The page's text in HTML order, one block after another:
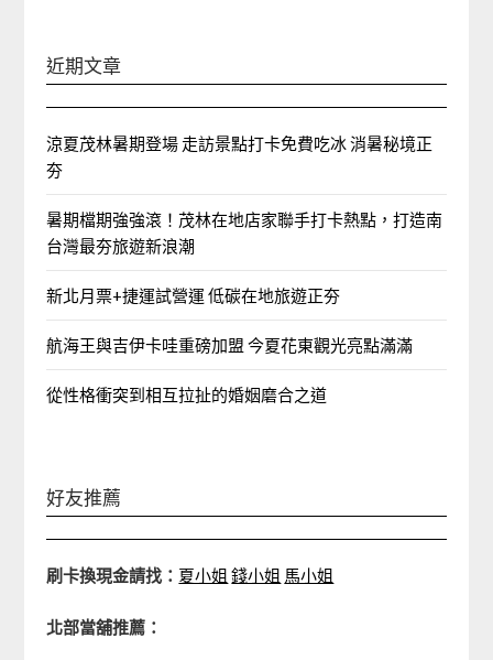
近期文章
涼夏茂林暑期登場 走訪景點打卡免費吃冰 消暑秘境正
夯
暑期檔期強強滾！茂林在地店家聯手打卡熱點，打造南
台灣最夯旅遊新浪潮
新北月票+捷運試營運 低碳在地旅遊正夯
航海王與吉伊卡哇重磅加盟 今夏花東觀光亮點滿滿
從性格衝突到相互拉扯的婚姻磨合之道
好友推薦
刷卡換現金請找： 夏小姐 錢小姐 馬小姐
北部當舖推薦：